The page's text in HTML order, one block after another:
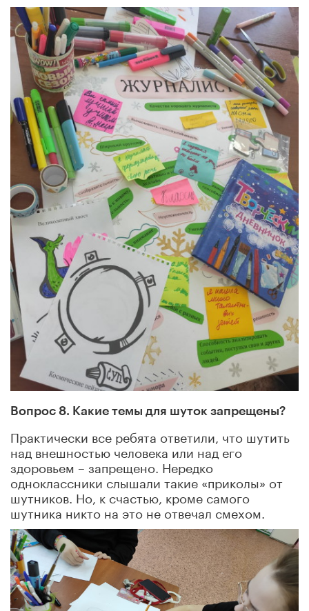
Вопрос 8. Какие темы для шуток запрещены?
Практически все ребята ответили, что шутить
над внешностью человека или над его
здоровьем – запрещено. Нередко
одноклассники слышали такие «приколы» от
шутников. Но, к счастью, кроме самого
шутника никто на это не отвечал смехом.